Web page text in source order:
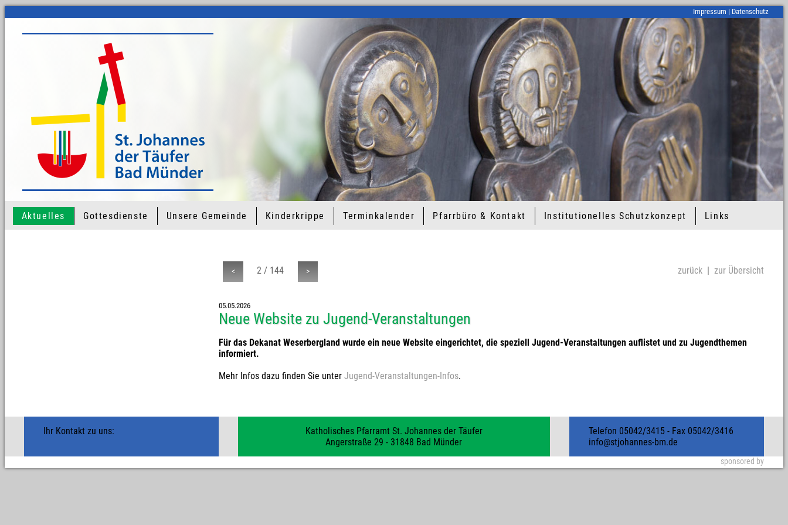
Impressum | Datenschutz
Aktuelles Gottesdienste Unsere Gemeinde Kinderkrippe Terminkalender Pfarrbüro & Kontakt Institutionelles Schutzkonzept Links
< 2 / 144 > zurück| zur Übersicht
05.05.2026
Neue Website zu Jugend-Veranstaltungen
Für das Dekanat Weserbergland wurde ein neue Website eingerichtet, die speziell Jugend-Veranstaltungen auflistet und zu Jugendthemen
informiert.
Mehr Infos dazu finden Sie unterJugend-Veranstaltungen-Infos.
Ihr Kontakt zu uns:
Katholisches Pfarramt St. Johannes der Täufer
Angerstraße 29 - 31848 Bad Münder
Telefon 05042/3415 - Fax 05042/3416
info@stjohannes-bm.de
sponsored by